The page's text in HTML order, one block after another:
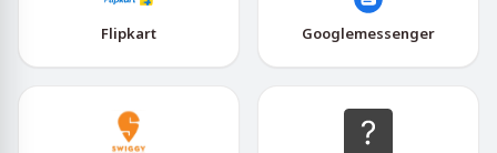
Flipkart Googlemessenger